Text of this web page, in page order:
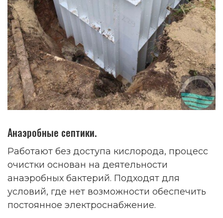
Анаэробные септики.
Работают без доступа кислорода, процесс
очистки основан на деятельности
анаэробных бактерий. Подходят для
условий, где нет возможности обеспечить
постоянное электроснабжение.